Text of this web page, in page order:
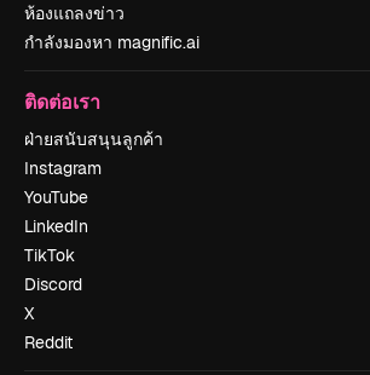
ห้องแถลงข่าว
กำลังมองหา magnific.ai
ติดต่อเรา
ฝ่ายสนับสนุนลูกค้า
Instagram
YouTube
LinkedIn
TikTok
Discord
X
Reddit